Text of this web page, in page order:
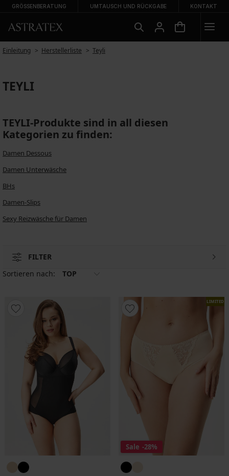
GRÖSSENBERATUNG UMTAUSCH UND RÜCKGABE KONTAKT
Einleitung Herstellerliste Teyli
TEYLI
TEYLI-Produkte sind in all diesen
Kategorien zu finden:
Damen Dessous
Damen Unterwäsche
BHs
Damen-Slips
Sexy Reizwäsche für Damen
FILTER
Sortieren nach:
TOP
LIMITED
Sale -28%